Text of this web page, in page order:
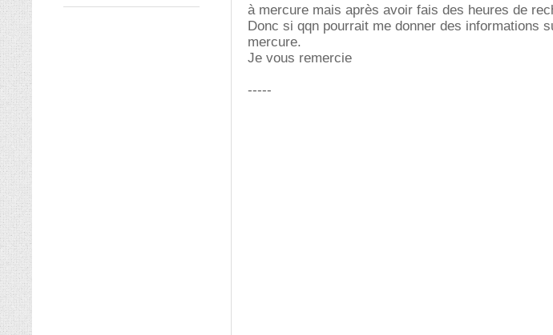
à mercure mais après avoir fais des heures de
Donc si qqn pourrait me donner des informations
mercure.
Je vous remercie
-----